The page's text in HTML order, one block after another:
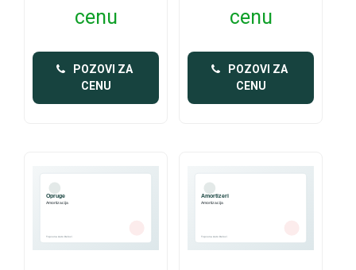
cenu
POZOVI ZA
CENU
cenu
POZOVI ZA
CENU